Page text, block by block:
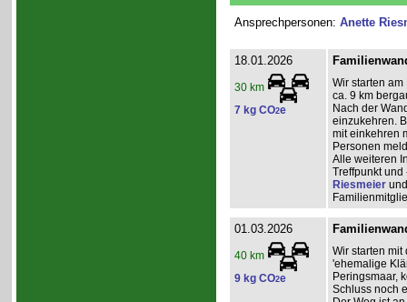
Ansprechpersonen: Anette
18.01.2026
30 km
7 kg CO2e
Wir starten
ca. 9 km
Nach der
einzukehren.
mit einkehren
Personen
Alle weiteren
Treffpunkt
Riesmeier
01.03.2026
40 km
9 kg CO2e
Wir starten
'ehemalige
Peringsmaar,
Schluss noch